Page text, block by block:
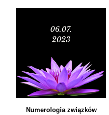
Numerologia związków